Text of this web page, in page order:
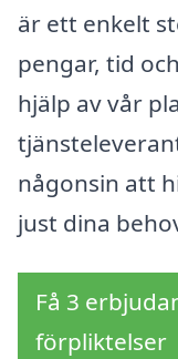
är ett enkelt
pengar, tid
hjälp av vår
någonsin att
just dina
Få 3
förpliktelser